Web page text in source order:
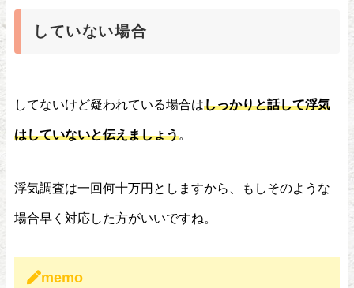
していない場合
してないけど疑われている場合はしっかりと話して浮気
はしていないと伝えましょう。
浮気調査は一回何十万円としますから、もしそのような
場合早く対応した方がいいですね。
memo